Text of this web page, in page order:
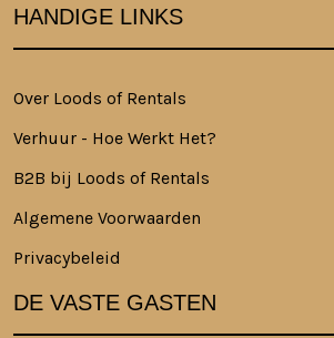
HANDIGE LINKS
Over Loods of Rentals
Verhuur - Hoe Werkt Het?
B2B bij Loods of Rentals
Algemene Voorwaarden
Privacybeleid
DE VASTE GASTEN